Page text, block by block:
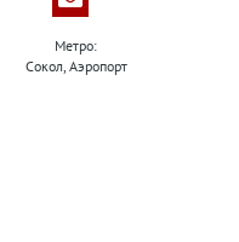
Метро:
Сокол, Аэропорт